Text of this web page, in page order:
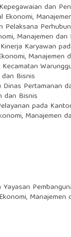
dan
Ekonomi,
Manajemen dan
Karyawan
Manajemen
Bisnis
Pertamanan
dan Bisnis
pada
Manajemen
Manajemen